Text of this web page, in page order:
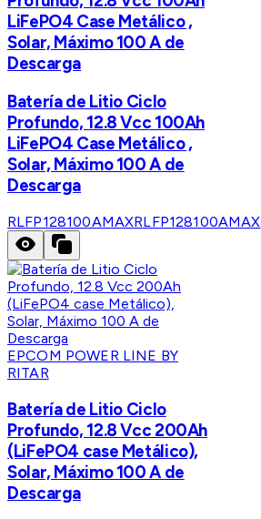
LiFePO4 Case Metálico ,
Solar, Máximo 100 A de
Descarga
Batería de Litio Ciclo
Profundo, 12.8 Vcc 100Ah
LiFePO4 Case Metálico ,
Solar, Máximo 100 A de
Descarga
RLFP128100AMAXRLFP128100AMAX
EPCOM POWER LINE BY
RITAR
Batería de Litio Ciclo
Profundo, 12.8 Vcc 200Ah
(LiFePO4 case Metálico),
Solar, Máximo 100 A de
Descarga